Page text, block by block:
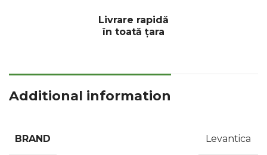
Livrare rapidă
în toată țara
Additional information
BRAND Levantica